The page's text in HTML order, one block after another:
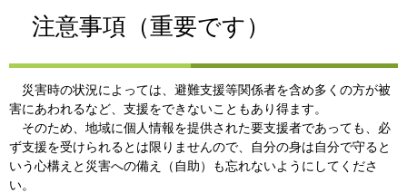
注意事項（重要です）
災害時の状況によっては、避難支援等関係者を含め多くの方が被
害にあわれるなど、支援をできないこともあり得ます。
そのため、地域に個人情報を提供された要支援者であっても、必
ず支援を受けられるとは限りませんので、自分の身は自分で守ると
いう心構えと災害への備え（自助）も忘れないようにしてくださ
い。